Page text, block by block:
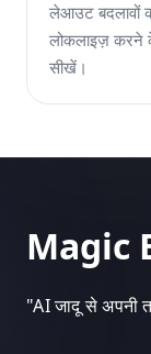
लेआउट बदलावों
लोकलाइज़ करने
सीखें।
Magic
"AI जादू से अपनी